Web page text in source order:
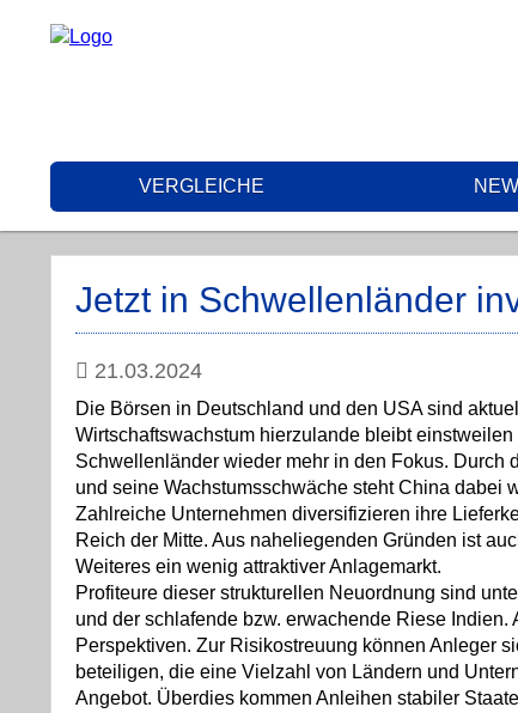
VERGLEICHE
Jetzt in Schwellenländer
21.03.2024
Die Börsen in Deutschland und den USA sind
Wirtschaftswachstum hierzulande bleibt
Schwellenländer wieder mehr in den Fokus. Durch
und seine Wachstumsschwäche steht China dabei
Zahlreiche Unternehmen diversifizieren ihre
Reich der Mitte. Aus naheliegenden Gründen ist
Weiteres ein wenig attraktiver Anlagemarkt.
Profiteure dieser strukturellen Neuordnung sind
und der schlafende bzw. erwachende Riese
Perspektiven. Zur Risikostreuung können Anleger
beteiligen, die eine Vielzahl von Ländern und
Angebot. Überdies kommen Anleihen stabiler